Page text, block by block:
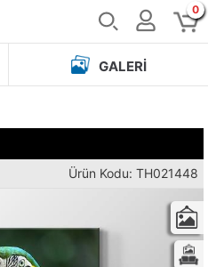
0
GALERI
Ürün Kodu: TH021448